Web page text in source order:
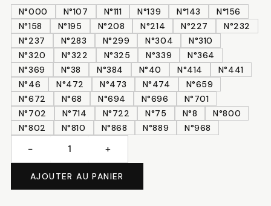
N°000
N°107 N°111 N°139 N°143
N°156
N°158
N°195 N°208 N°214 N°227
N°232
N°237
N°283 N°299 N°304
N°310
N°320
N°322 N°325 N°339
N°364
N°369
N°38 N°384 N°40 N°414
N°441
N°46
N°472 N°473 N°474
N°659
N°672
N°68 N°694 N°696
N°701
N°702
N°714 N°722 N°75 N°8
N°800
N°802
N°810 N°868 N°889 N°968
Fils
− +
AJOUTER AU PANIER